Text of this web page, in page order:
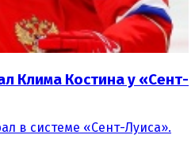
Клима Костина у «Сент-
в системе «Сент-Луиса».